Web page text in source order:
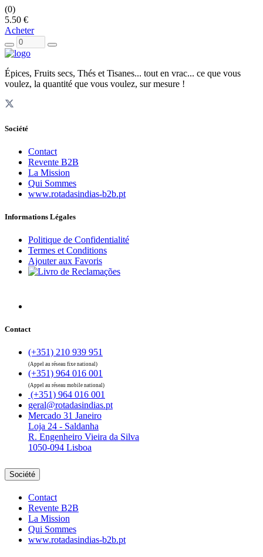
(0)
5.50 €
Acheter
Épices, Fruits secs, Thés et Tisanes... tout en vrac... ce que vous
voulez, la quantité que vous voulez, sur mesure !
Société
Contact
Revente B2B
La Mission
Qui Sommes
www.rotadasindias-b2b.pt
Informations Légales
Politique de Confidentialité
Termes et Conditions
Ajouter aux Favoris
Contact
(+351) 210 939 951
(Appel au réseau fixe national)
(+351) 964 016 001
(Appel au réseau mobile national)
(+351) 964 016 001
geral@rotadasindias.pt
Mercado 31 Janeiro
Loja 24 - Saldanha
R. Engenheiro Vieira da Silva
1050-094 Lisboa
Société
Contact
Revente B2B
La Mission
Qui Sommes
www.rotadasindias-b2b.pt